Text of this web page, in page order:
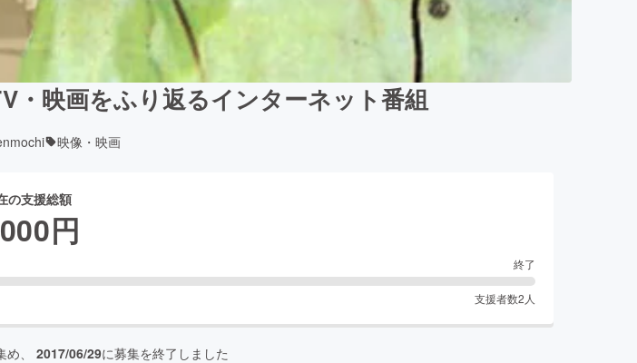
・映画をふり返るインターネット番組
映像・映画
の支援総額
円
終了
支援者数2 人
め、 2017/06/29に募集を終了しました